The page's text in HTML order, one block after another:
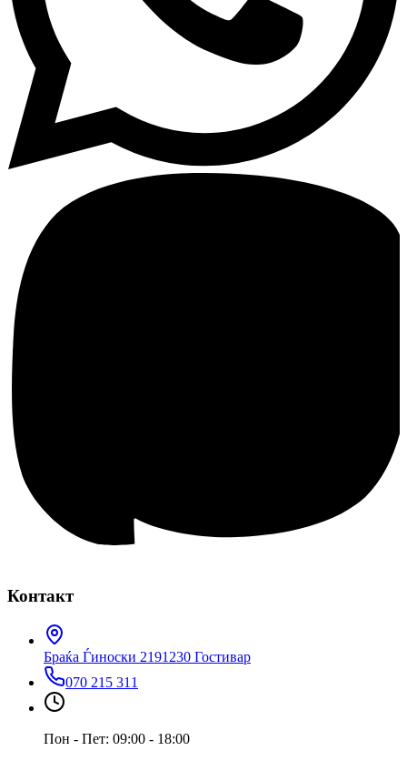
Контакт
Браќа Ѓиноски 2191230 Гостивар
070 215 311
Пон - Пет: 09:00 - 18:00